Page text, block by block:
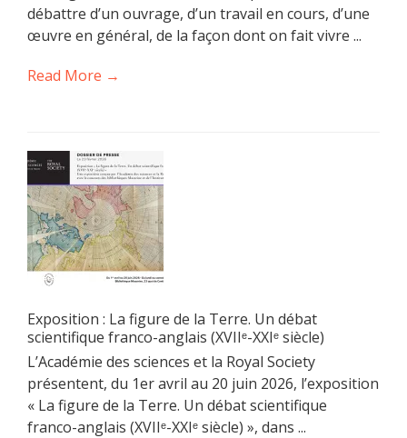
débattre d’un ouvrage, d’un travail en cours, d’une
œuvre en général, de la façon dont on fait vivre ...
Read More →
Exposition : La figure de la Terre. Un débat
scientifique franco-anglais (XVIIᵉ-XXIᵉ siècle)
L’Académie des sciences et la Royal Society
présentent, du 1er avril au 20 juin 2026, l’exposition
« La figure de la Terre. Un débat scientifique
franco-anglais (XVIIᵉ-XXIᵉ siècle) », dans ...